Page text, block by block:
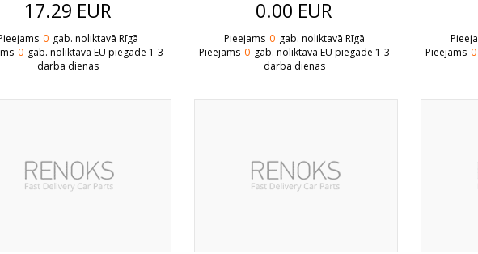
17.29 EUR
0 gab. noliktavā Rīgā
0 gab. noliktavā EU piegāde 1-3
darba dienas
0.00 EUR
Pieejams 0 gab. noliktavā Rīgā
Pieejams 0 gab. noliktavā EU piegāde 1-3
darba dienas
Pieejams 0